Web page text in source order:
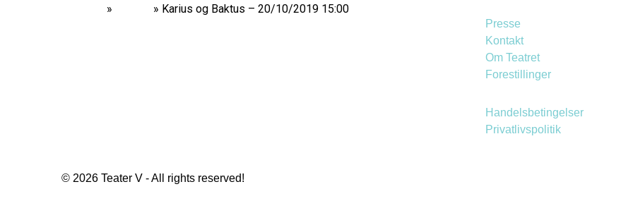
» » Karius og Baktus – 20/10/2019 15:00
Presse
Kontakt
Om Teatret
Forestillinger
Handelsbetingelser
Privatlivspolitik
© 2026 Teater V - All rights reserved!